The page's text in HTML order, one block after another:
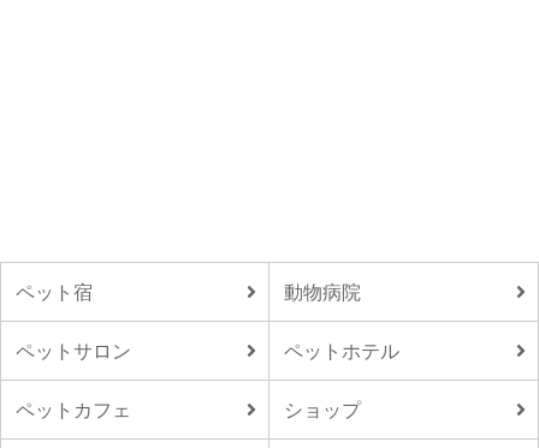
ペット宿 動物病院
ペットサロン ペットホテル
ペットカフェ ショップ